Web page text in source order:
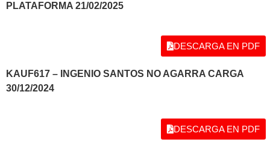
PLATAFORMA 21/02/2025
DESCARGA EN PDF
KAUF617 – INGENIO SANTOS NO AGARRA CARGA
30/12/2024
DESCARGA EN PDF